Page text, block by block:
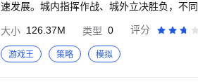
速发展。城内指挥作战、城外立决胜负，不
天刷屏骂人的网游 - 组建军团，联合作战 -
精致，实景音效，细节到位
大小 126.37M 类型 0 评分
游戏王 策略 模拟